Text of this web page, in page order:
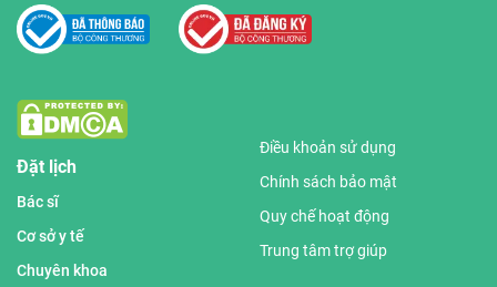
Đặt lịch
Bác sĩ
Cơ sở y tế
Chuyên khoa
Điều khoản sử dụng
Chính sách bảo mật
Quy chế hoạt động
Trung tâm trợ giúp